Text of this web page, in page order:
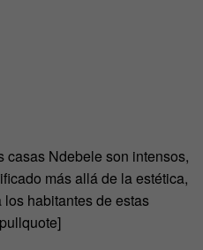
casas Ndebele son intensos,
más allá de la estética,
habitantes de estas